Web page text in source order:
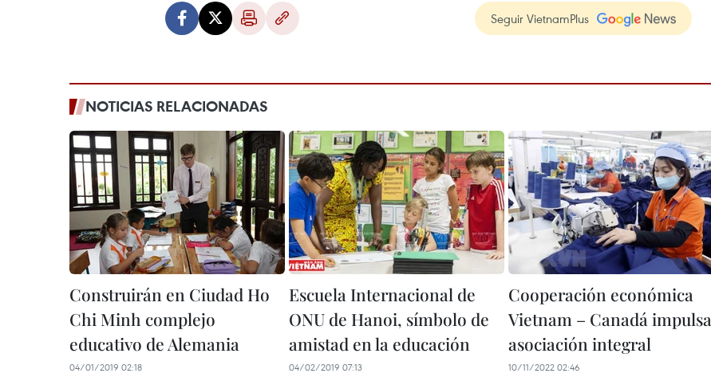
Seguir VietnamPlus
NOTICIAS RELACIONADAS
Construirán en Ciudad Ho
Chi Minh complejo
educativo de Alemania
04/01/2019 02:18
Escuela Internacional de
ONU de Hanoi, símbolo de
amistad en la educación
04/02/2019 07:13
Cooperación económica
Vietnam – Canadá impulsa
asociación integral
10/11/2022 02:46